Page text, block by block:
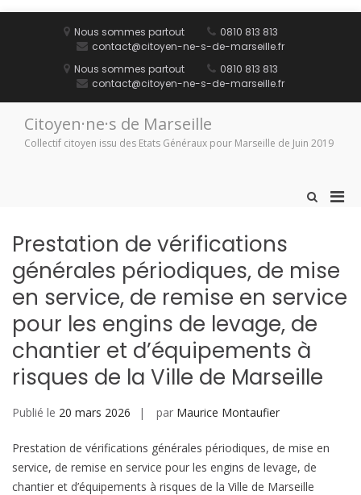
Nous sommes partout
0810 813 813
contact@citoyen-ne-s-de-marseille.fr
Nous sommes partout
0810 813 813
contact@citoyen-ne-s-de-marseille.fr
Citoyen·ne·s de Marseille
Collectif citoyen issu des Etats Généraux pour Marseille de Juin 2019
Afficher
Prestation de vérifications
générales périodiques, de mise
en service, de remise en service
pour les engins de levage, de
chantier et d’équipements à
risques de la Ville de Marseille
Publié le 20 mars 2026 par Maurice Montaufier
Prestation de vérifications générales périodiques, de mise en
service, de remise en service pour les engins de levage, de
chantier et d’équipements à risques de la Ville de Marseille